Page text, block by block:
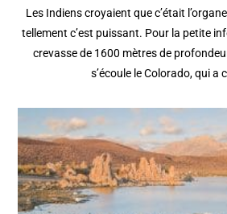
Les Indiens croyaient que c’était
tellement c’est puissant. Pour la petite
crevasse de 1600 mètres de
s’écoule le Colorado, qui a